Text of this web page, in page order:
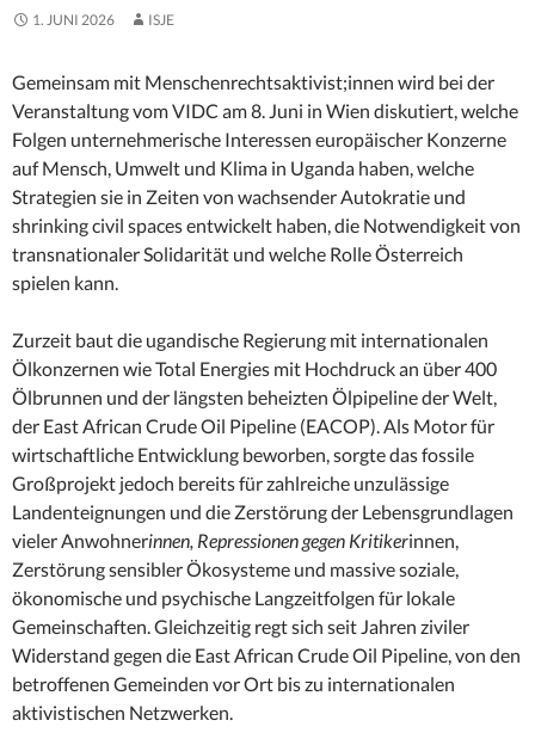
1. JUNI 2026 ISJE
Gemeinsam mit Menschenrechtsaktivist;innen wird bei der
Veranstaltung vom VIDC am 8. Juni in Wien diskutiert, welche
Folgen unternehmerische Interessen europäischer Konzerne
auf Mensch, Umwelt und Klima in Uganda haben, welche
Strategien sie in Zeiten von wachsender Autokratie und
shrinking civil spaces entwickelt haben, die Notwendigkeit von
transnationaler Solidarität und welche Rolle Österreich
spielen kann.
Zurzeit baut die ugandische Regierung mit internationalen
Ölkonzernen wie Total Energies mit Hochdruck an über 400
Ölbrunnen und der längsten beheizten Ölpipeline der Welt,
der East African Crude Oil Pipeline (EACOP). Als Motor für
wirtschaftliche Entwicklung beworben, sorgte das fossile
Großprojekt jedoch bereits für zahlreiche unzulässige
Landenteignungen und die Zerstörung der Lebensgrundlagen
vieler Anwohnerinnen, Repressionen gegen Kritikerinnen,
Zerstörung sensibler Ökosysteme und massive soziale,
ökonomische und psychische Langzeitfolgen für lokale
Gemeinschaften. Gleichzeitig regt sich seit Jahren ziviler
Widerstand gegen die East African Crude Oil Pipeline, von den
betroffenen Gemeinden vor Ort bis zu internationalen
aktivistischen Netzwerken.